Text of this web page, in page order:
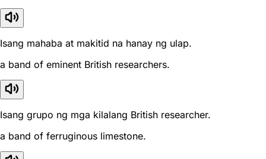
Isang mahaba at makitid na hanay ng ulap.
a band of eminent British researchers.
Isang grupo ng mga kilalang British researcher.
a band of ferruginous limestone.